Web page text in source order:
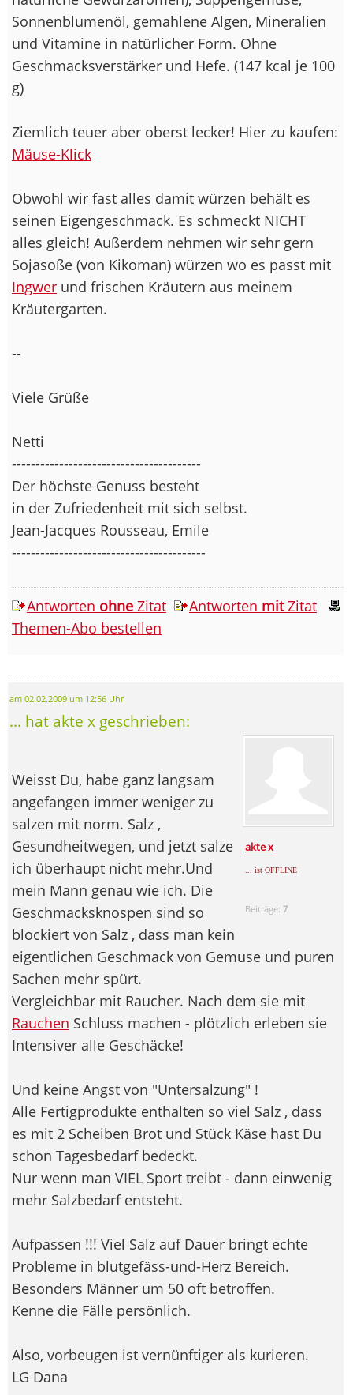
Sonnenblumenöl, gemahlene Algen, Mineralien
und Vitamine in natürlicher Form. Ohne
Geschmacksverstärker und Hefe. (147 kcal je 100
g)
Ziemlich teuer aber oberst lecker! Hier zu kaufen:
Mäuse-Klick
Obwohl wir fast alles damit würzen behält es
seinen Eigengeschmack. Es schmeckt NICHT
alles gleich! Außerdem nehmen wir sehr gern
Sojasoße (von Kikoman) würzen wo es passt mit
Ingwer und frischen Kräutern aus meinem
Kräutergarten.
--
Viele Grüße
Netti
----------------------------------------
Der höchste Genuss besteht
in der Zufriedenheit mit sich selbst.
Jean-Jacques Rousseau, Emile
-----------------------------------------
Antworten ohne Zitat Antworten mitZitat
Themen-Abo bestellen
am 02.02.2009 um 12:56 Uhr
... hat akte x geschrieben:
akte x
... ist OFFLINE
Beiträge:7
Weisst Du, habe ganz langsam
angefangen immer weniger zu
salzen mit norm. Salz ,
Gesundheitwegen, und jetzt salze
ich überhaupt nicht mehr.Und
mein Mann genau wie ich. Die
Geschmacksknospen sind so
blockiert von Salz , dass man kein
eigentlichen Geschmack von Gemuse und puren
Sachen mehr spürt.
Vergleichbar mit Raucher. Nach dem sie mit
Rauchen Schluss machen - plötzlich erleben sie
Intensiver alle Geschäcke!
Und keine Angst von "Untersalzung" !
Alle Fertigprodukte enthalten so viel Salz , dass
es mit 2 Scheiben Brot und Stück Käse hast Du
schon Tagesbedarf bedeckt.
Nur wenn man VIEL Sport treibt - dann einwenig
mehr Salzbedarf entsteht.
Aufpassen !!! Viel Salz auf Dauer bringt echte
Probleme in blutgefäss-und-Herz Bereich.
Besonders Männer um 50 oft betroffen.
Kenne die Fälle persönlich.
Also, vorbeugen ist vernünftiger als kurieren.
LG Dana